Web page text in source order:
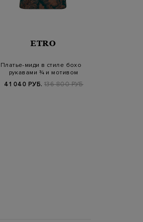
ETRO
Платье-миди в стиле бохо с
рукавами ¾ и мотивом
41 040 РУБ. 136 800 РУБ.